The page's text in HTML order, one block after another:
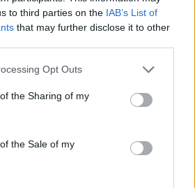
to third parties on the IAB’s List of
that may further disclose it to other
Opt Outs
the Sharing of my
the Sale of my